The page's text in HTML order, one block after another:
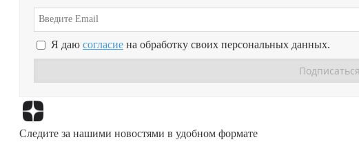
Я даю согласие на обработку своих персональных данных.
Следите за нашими новостями в удобном формате